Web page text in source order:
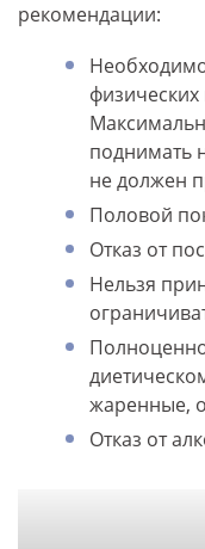
рекомендации:
поднимать
не должен
Половой
Отказ от
Нельзя
жаренные,
Отказ от